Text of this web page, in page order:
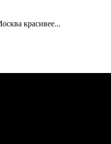
красивее...